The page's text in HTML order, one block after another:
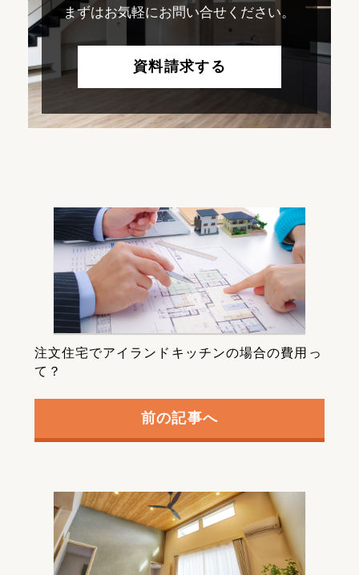
まずはお気軽にお問い合せください。
資料請求する
注文住宅でアイランドキッチンの場合の費用っ
て？
前の記事へ